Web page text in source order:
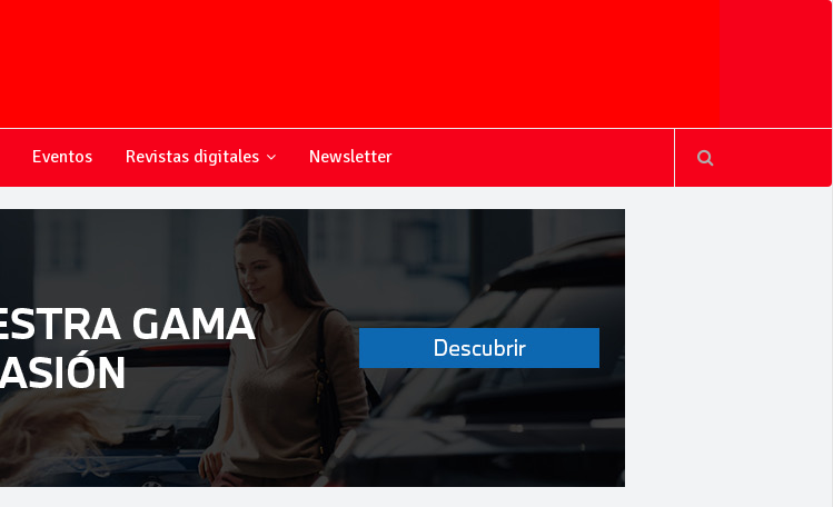
Eventos Revistas digitales Newsletter